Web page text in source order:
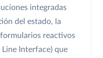
integradas
del estado, la
reactivos
Interface) que